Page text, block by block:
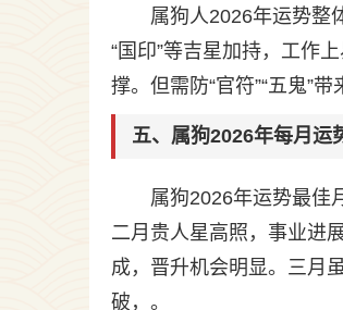
属狗人2026年运势整
“国印”等吉星加持，工作
撑。但需防“官符”“五鬼”
五、属狗2026年每月运
属狗2026年运势最佳
二月贵人星高照，事业进
成，晋升机会明显。三月
破，。